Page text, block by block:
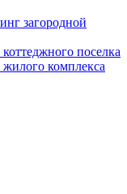
загородной
поселка
комплекса